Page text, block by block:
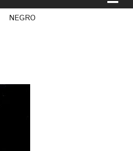
NEGRO